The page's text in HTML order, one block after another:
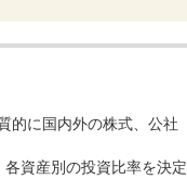
的に国内外の株式、公社
各資産別の投資比率を決定